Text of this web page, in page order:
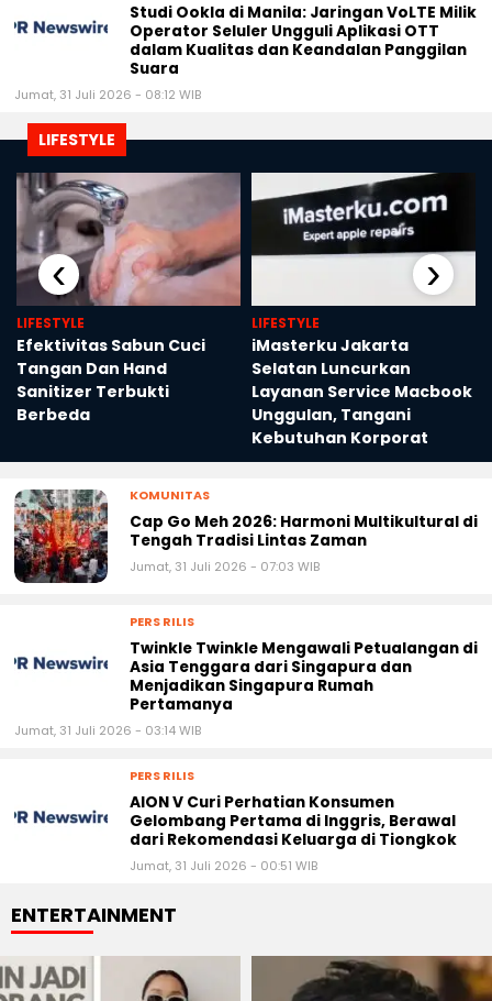
Studi Ookla di Manila: Jaringan VoLTE Milik
Operator Seluler Ungguli Aplikasi OTT
dalam Kualitas dan Keandalan Panggilan
Suara
Jumat, 31 Juli 2026 - 08:12 WIB
LIFESTYLE
LIFESTYLE
Efektivitas Sabun Cuci
Tangan Dan Hand
Sanitizer Terbukti
Berbeda
LIFESTYLE
iMasterku Jakarta
Selatan Luncurkan
Layanan Service Macbook
Unggulan, Tangani
Kebutuhan Korporat
‹ ›
KOMUNITAS
Cap Go Meh 2026: Harmoni Multikultural di
Tengah Tradisi Lintas Zaman
Jumat, 31 Juli 2026 - 07:03 WIB
PERS RILIS
Twinkle Twinkle Mengawali Petualangan di
Asia Tenggara dari Singapura dan
Menjadikan Singapura Rumah
Pertamanya
Jumat, 31 Juli 2026 - 03:14 WIB
PERS RILIS
AION V Curi Perhatian Konsumen
Gelombang Pertama di Inggris, Berawal
dari Rekomendasi Keluarga di Tiongkok
Jumat, 31 Juli 2026 - 00:51 WIB
ENTERTAINMENT